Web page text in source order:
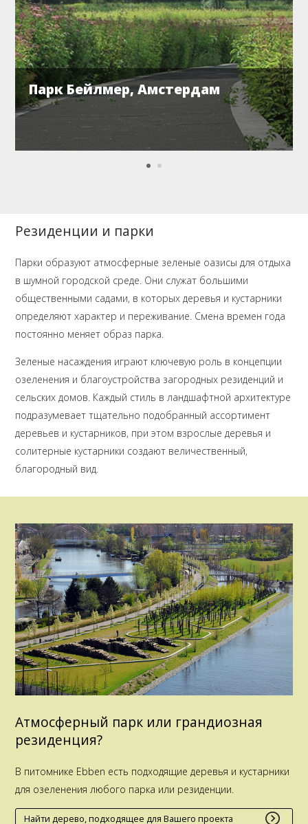
Парк Бейлмер, Амстердам
Резиденции и парки
Парки образуют атмосферные зеленые оазисы для отдыха
в шумной городской среде. Они служат большими
общественными садами, в которых деревья и кустарники
определяют характер и переживание. Смена времен года
постоянно меняет образ парка.
Зеленые насаждения играют ключевую роль в концепции
озеленения и благоустройства загородных резиденций и
сельских домов. Каждый стиль в ландшафтной архитектуре
подразумевает тщательно подобранный ассортимент
деревьев и кустарников, при этом взрослые деревья и
солитерные кустарники создают величественный,
благородный вид.
Атмосферный парк или грандиозная
резиденция?
В питомнике Ebben есть подходящие деревья и кустарники
для озеленения любого парка или резиденции.
Найти дерево, подходящее для Вашего проекта